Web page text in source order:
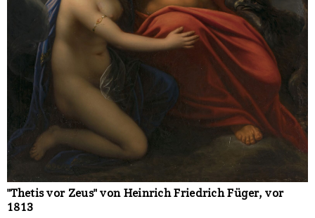
"Thetis vor Zeus" von Heinrich Friedrich Füger, vor
1813